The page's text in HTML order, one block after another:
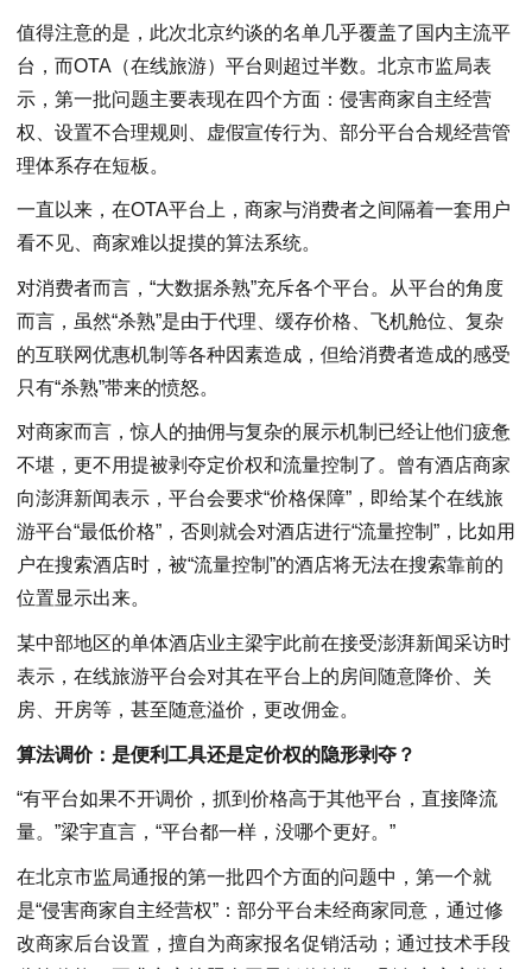
值得注意的是，此次北京约谈的名单几乎覆盖了国内主流平
台，而OTA（在线旅游）平台则超过半数。北京市监局表
示，第一批问题主要表现在四个方面：侵害商家自主经营
权、设置不合理规则、虚假宣传行为、部分平台合规经营管
理体系存在短板。
一直以来，在OTA平台上，商家与消费者之间隔着一套用户
看不见、商家难以捉摸的算法系统。
对消费者而言，“大数据杀熟”充斥各个平台。从平台的角度
而言，虽然“杀熟”是由于代理、缓存价格、飞机舱位、复杂
的互联网优惠机制等各种因素造成，但给消费者造成的感受
只有“杀熟”带来的愤怒。
对商家而言，惊人的抽佣与复杂的展示机制已经让他们疲惫
不堪，更不用提被剥夺定价权和流量控制了。曾有酒店商家
向澎湃新闻表示，平台会要求“价格保障”，即给某个在线旅
游平台“最低价格”，否则就会对酒店进行“流量控制”，比如用
户在搜索酒店时，被“流量控制”的酒店将无法在搜索靠前的
位置显示出来。
某中部地区的单体酒店业主梁宇此前在接受澎湃新闻采访时
表示，在线旅游平台会对其在平台上的房间随意降价、关
房、开房等，甚至随意溢价，更改佣金。
算法调价：是便利工具还是定价权的隐形剥夺？
“有平台如果不开调价，抓到价格高于其他平台，直接降流
量。”梁宇直言，“平台都一样，没哪个更好。”
在北京市监局通报的第一批四个方面的问题中，第一个就
是“侵害商家自主经营权”：部分平台未经商家同意，通过修
改商家后台设置，擅自为商家报名促销活动；通过技术手段